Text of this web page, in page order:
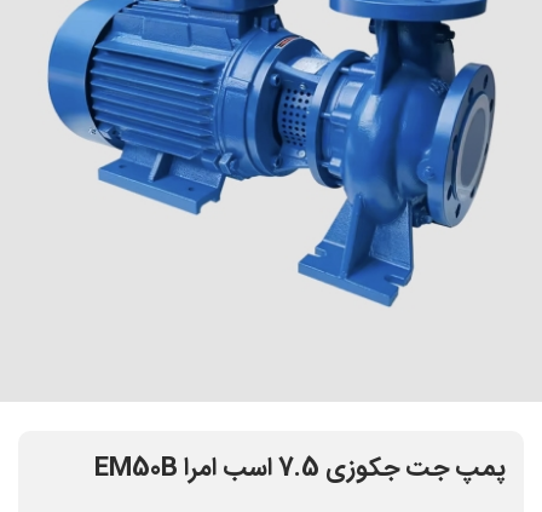
پمپ جت جکوزی 7.5 اسب امرا EM50B